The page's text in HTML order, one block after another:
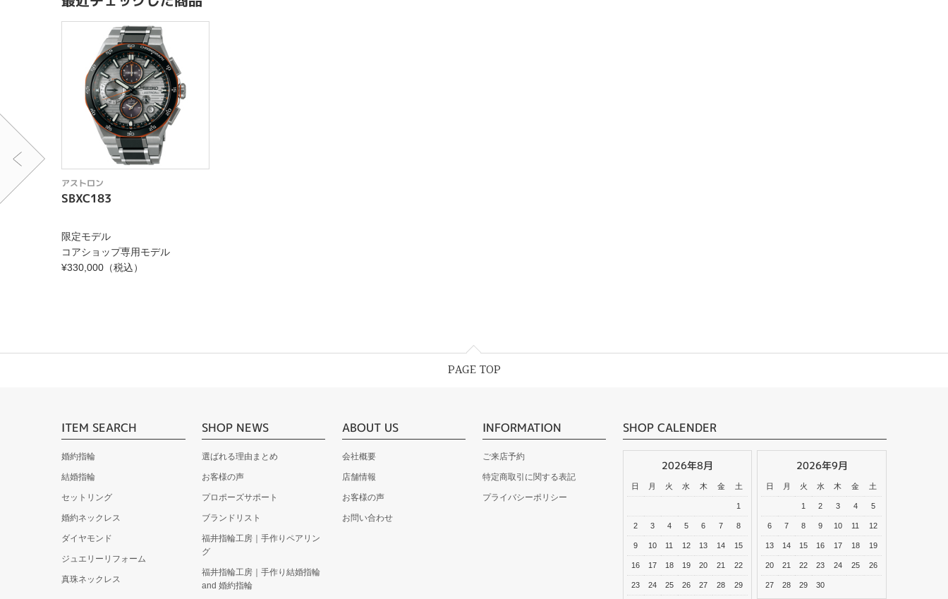
アストロン
SBXC183
限定モデル
コアショップ専用モデル
¥330,000（税込）
PAGE TOP
ITEM SEARCH
婚約指輪
結婚指輪
セットリング
婚約ネックレス
ダイヤモンド
ジュエリーリフォーム
真珠ネックレス
SHOP NEWS
選ばれる理由まとめ
お客様の声
プロポーズサポート
ブランドリスト
福井指輪工房｜手作りペアリン
グ
福井指輪工房｜手作り結婚指輪
and 婚約指輪
ABOUT US
会社概要
店舗情報
お客様の声
お問い合わせ
INFORMATION
ご来店予約
特定商取引に関する表記
プライバシーポリシー
SHOP CALENDER
2026年8月
日 月 火 水 木 金 土
1
2 3 4 5 6 7 8
9 10 11 12 13 14 15
16 17 18 19 20 21 22
23 24 25 26 27 28 29
2026年9月
日 月 火 水 木 金 土
1 2 3 4 5
6 7 8 9 10 11 12
13 14 15 16 17 18 19
20 21 22 23 24 25 26
27 28 29 30